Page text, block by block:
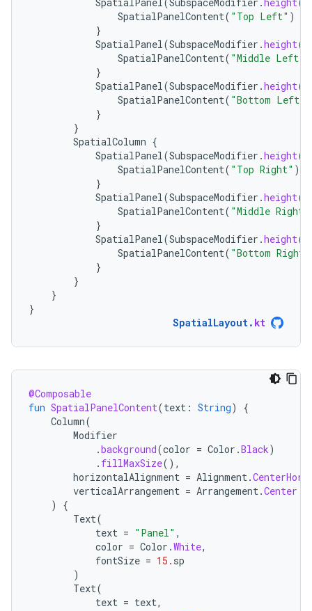
SpatialPanelContent( "Top Left" )
}
SpatialPanel (SubspaceModifier .height(
SpatialPanelContent( "Middle Left"
}
SpatialPanel (SubspaceModifier .height(
SpatialPanelContent( "Bottom Left"
}
}
SpatialColumn {
SpatialPanel (SubspaceModifier .height(
SpatialPanelContent( "Top Right" )
}
SpatialPanel (SubspaceModifier .height(
SpatialPanelContent( "Middle Right"
}
SpatialPanel (SubspaceModifier .height(
SpatialPanelContent( "Bottom Right"
}
}
}
}
SpatialLayout. kt
@Composable
fun SpatialPanelContent(text : String)
{
Column(
Modifier
.background(color = Color .Black)
. fillMaxSize(),
horizontalAlignment = Alignment .
verticalArrangement = Arrangement .Center
)
{
Text(
text = "Panel" ,
color = Color .White,
fontSize = 15. sp
)
Text(
text = text,